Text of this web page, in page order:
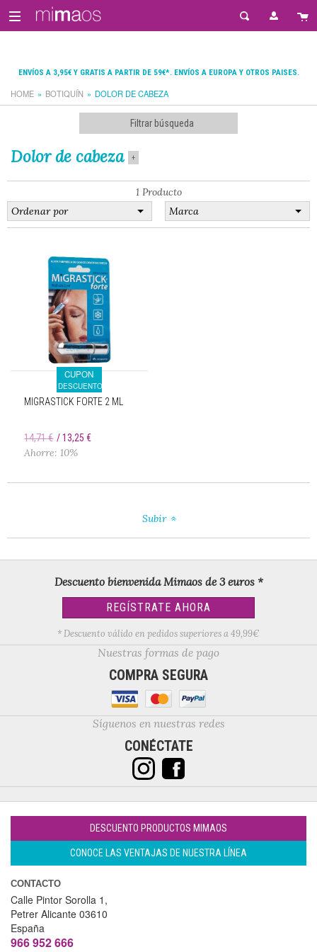
ENVÍOS A 3,95€ Y GRATIS A PARTIR DE 59€*. ENVÍOS A EUROPA Y OTROS PAISES.
HOME BOTIQUÍN DOLOR DE CABEZA
Filtrar búsqueda
Dolor de cabeza +
1 Producto
CUPON
DESCUENTO
MIGRASTICK FORTE 2 ML
14,71 € 13,25 €
Ahorre: 10%
Subir
Descuento bienvenida Mimaos de 3 euros *
REGÍSTRATE AHORA
* Descuento válido en pedidos superiores a 49,99€
Nuestras formas de pago
COMPRA SEGURA
Síguenos en nuestras redes
CONÉCTATE
DESCUENTO PRODUCTOS MIMAOS
CONOCE LAS VENTAJAS DE NUESTRA LÍNEA
CONTACTO
Calle Pintor Sorolla 1,
Petrer Alicante 03610
España
966 952 666